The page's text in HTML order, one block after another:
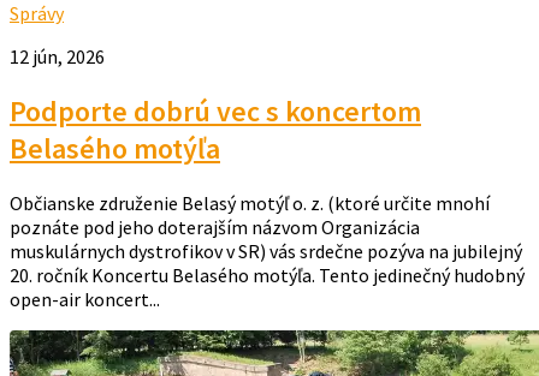
Správy
12 jún, 2026
Podporte dobrú vec s koncertom
Belasého motýľa
Občianske združenie Belasý motýľ o. z. (ktoré určite mnohí
poznáte pod jeho doterajším názvom Organizácia
muskulárnych dystrofikov v SR) vás srdečne pozýva na jubilejný
20. ročník Koncertu Belasého motýľa. Tento jedinečný hudobný
open-air koncert...